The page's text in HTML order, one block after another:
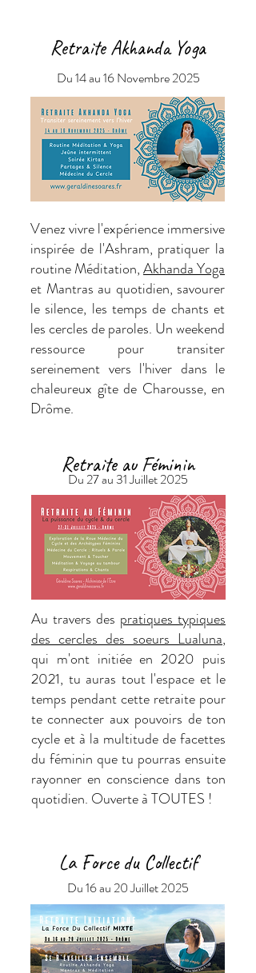
Retraite Akhanda Yoga
Du 14 au 16 Novembre 2025
Venez vivre l'expérience immersive
inspirée de l'Ashram, pratiquer la
routine Méditation,Akhanda Yoga
et Mantras au quotidien, savourer
le silence, les temps de chants et
les cercles de paroles. Un weekend
ressource pour transiter
sereinement vers l'hiver dans le
chaleureux gîte de Charousse, en
Drôme.
Retraite au Féminin
Du 27 au 31 Juillet 2025
Au travers des pratiques typiques
des cercles des soeurs Lualuna,
qui m'ont initiée en 2020 puis
2021, tu auras tout l'espace et le
temps pendant cette retraite pour
te connecter aux pouvoirs de ton
cycle et à la multitude de facettes
du féminin que tu pourras ensuite
rayonner en conscience dans ton
quotidien. Ouverte à TOUTES !
La Force du Collectif
Du 16 au 20 Juillet 2025